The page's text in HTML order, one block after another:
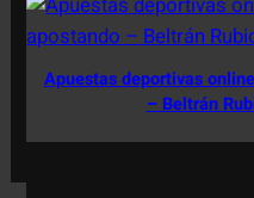
Apuestas deportivas
– Beltrán